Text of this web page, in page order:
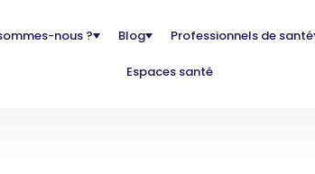
nous ? Blog Professionnels de santé
Espaces santé